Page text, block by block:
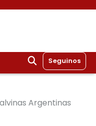
Seguinos
Argentinas